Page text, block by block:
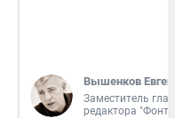
Вышенков
Заместитель
редактора